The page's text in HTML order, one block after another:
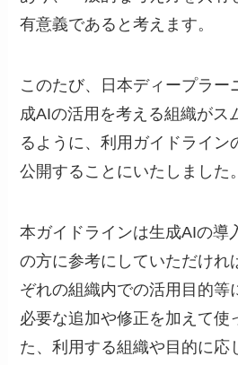
有意義であると考えます。
このたび、日本ディープラー
成AIの活用を考える組織がス
るように、利用ガイドライン
公開することにいたしました。
本ガイドラインは生成AIの導
の方に参考にしていただけれ
ぞれの組織内での活用目的等
必要な追加や修正を加えて使
た、利用する組織や目的に応